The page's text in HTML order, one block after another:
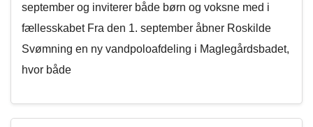
september og inviterer både børn og voksne med i
fællesskabet Fra den 1. september åbner Roskilde
Svømning en ny vandpoloafdeling i Maglegårdsbadet,
hvor både